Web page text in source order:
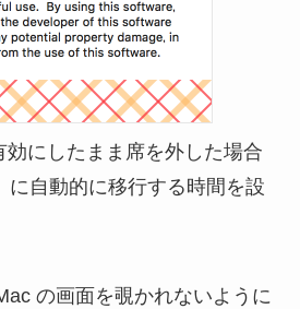
効にしたまま席を外した場合
に自動的に移行する時間を設
の画面を覗かれないように